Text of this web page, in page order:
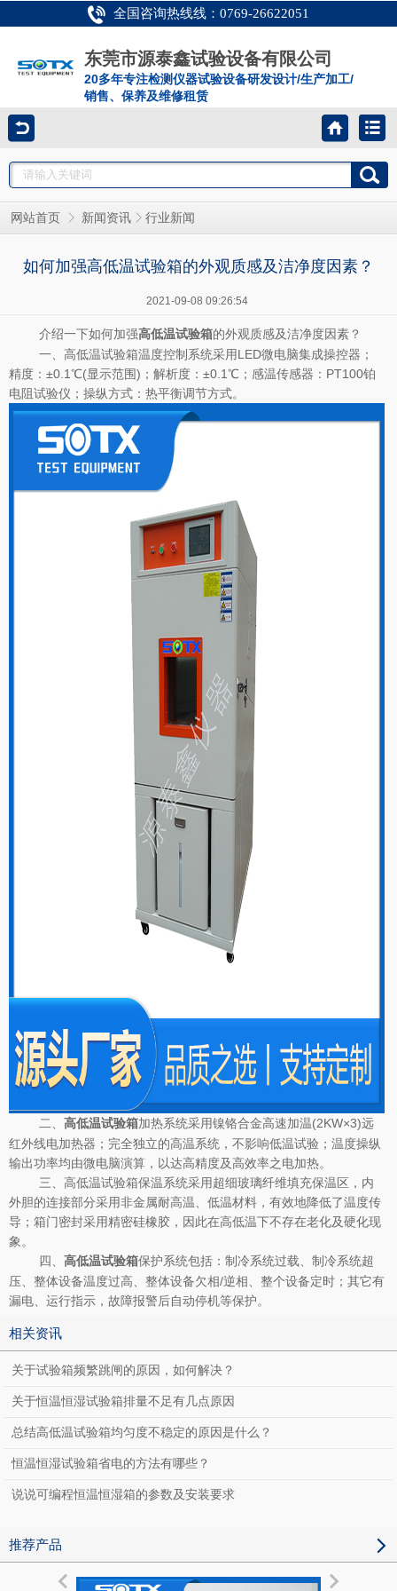
全国咨询热线线：0769-26622051
东莞市源泰鑫试验设备有限公司
20多年专注检测仪器试验设备研发设计/生产加工/
销售、保养及维修租赁
网站首页 新闻资讯 行业新闻
如何加强高低温试验箱的外观质感及洁净度因素？
2021-09-08 09:26:54
介绍一下如何加强高低温试验箱的外观质感及洁净度因素？
一、高低温试验箱温度控制系统采用LED微电脑集成操控器；
精度：±0.1℃(显示范围)；解析度：±0.1℃；感温传感器：PT100铂
电阻试验仪；操纵方式：热平衡调节方式。
二、 高低温试验箱加热系统采用镍铬合金高速加温(2KW×3)远
红外线电加热器；完全独立的高温系统，不影响低温试验；温度操纵
输出功率均由微电脑演算，以达高精度及高效率之电加热。
三、高低温试验箱保温系统采用超细玻璃纤维填充保温区，内
外胆的连接部分采用非金属耐高温、低温材料，有效地降低了温度传
导；箱门密封采用精密硅橡胶，因此在高低温下不存在老化及硬化现
象。
四、 高低温试验箱保护系统包括：制冷系统过载、制冷系统超
压、整体设备温度过高、整体设备欠相/逆相、整个设备定时；其它有
漏电、运行指示，故障报警后自动停机等保护。
相关资讯
关于试验箱频繁跳闸的原因，如何解决？
关于恒温恒湿试验箱排量不足有几点原因
总结高低温试验箱均匀度不稳定的原因是什么？
恒温恒湿试验箱省电的方法有哪些？
说说可编程恒温恒湿箱的参数及安装要求
推荐产品